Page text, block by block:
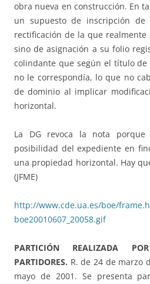
obra nueva en construcción. En
un supuesto de inscripción de
rectificación de la que
sino de asignación a su folio
colindante que según el título
no le correspondía, lo que no
de dominio al implicar
horizontal.
La DG revoca la nota
posibilidad del expediente en
una propiedad horizontal. Hay
(JFME)
http://www.cde.ua.es/boe/
boe20010607_20058.gif
PARTICIÓN REALIZADA
PARTIDORES. R. de 24 de marzo
mayo de 2001. Se presenta